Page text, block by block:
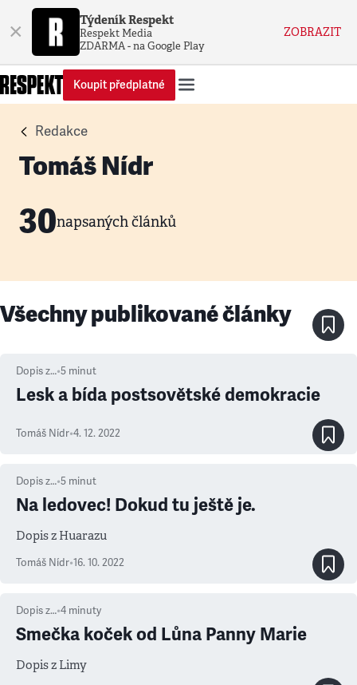
× Týdeník Respekt
Respekt Media
ZDARMA - na Google Play
ZOBRAZIT
Koupit předplatné
Redakce
Tomáš Nídr
30napsaných článků
Všechny publikované články
Dopis z…•5 minut
Lesk a bída postsovětské demokracie
Tomáš Nídr•4. 12. 2022
Dopis z…•5 minut
Na ledovec! Dokud tu ještě je.
Dopis z Huarazu
Tomáš Nídr•16. 10. 2022
Dopis z…•4 minuty
Smečka koček od Lůna Panny Marie
Dopis z Limy